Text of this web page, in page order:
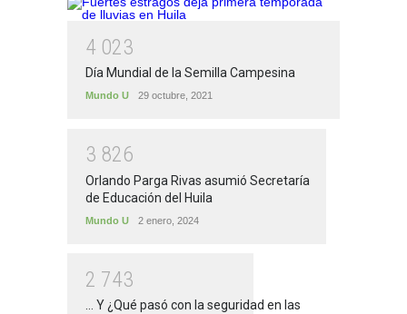
4 023
Día Mundial de la Semilla Campesina
Mundo U 29 octubre, 2021
3 826
Orlando Parga Rivas asumió Secretaría
de Educación del Huila
Mundo U 2 enero, 2024
2 743
... Y ¿Qué pasó con la seguridad en las